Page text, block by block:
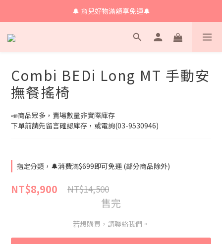
🔔 育兒好物滿額享免運🔔
🔔 育兒好物滿額享免運🔔
🔔會員限定！購物金立即領+消費再回饋 💰
Combi BEDi Long MT 手動安
撫餐搖椅
📣商品眾多，賣場數量非實際庫存
下單前請先留言確認庫存，或電詢(03-9530946)
指定分類，🔔消費滿$699即可免運 (部分商品除外)
NT$8,900 NT$14,500
售完
若想購買，請聯絡我們。